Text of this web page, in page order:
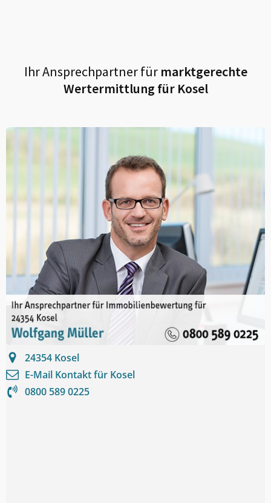
Ihr Ansprechpartner fürmarktgerechte
Wertermittlung für Kosel
24354 Kosel
E-Mail Kontakt für Kosel
0800 589 0225